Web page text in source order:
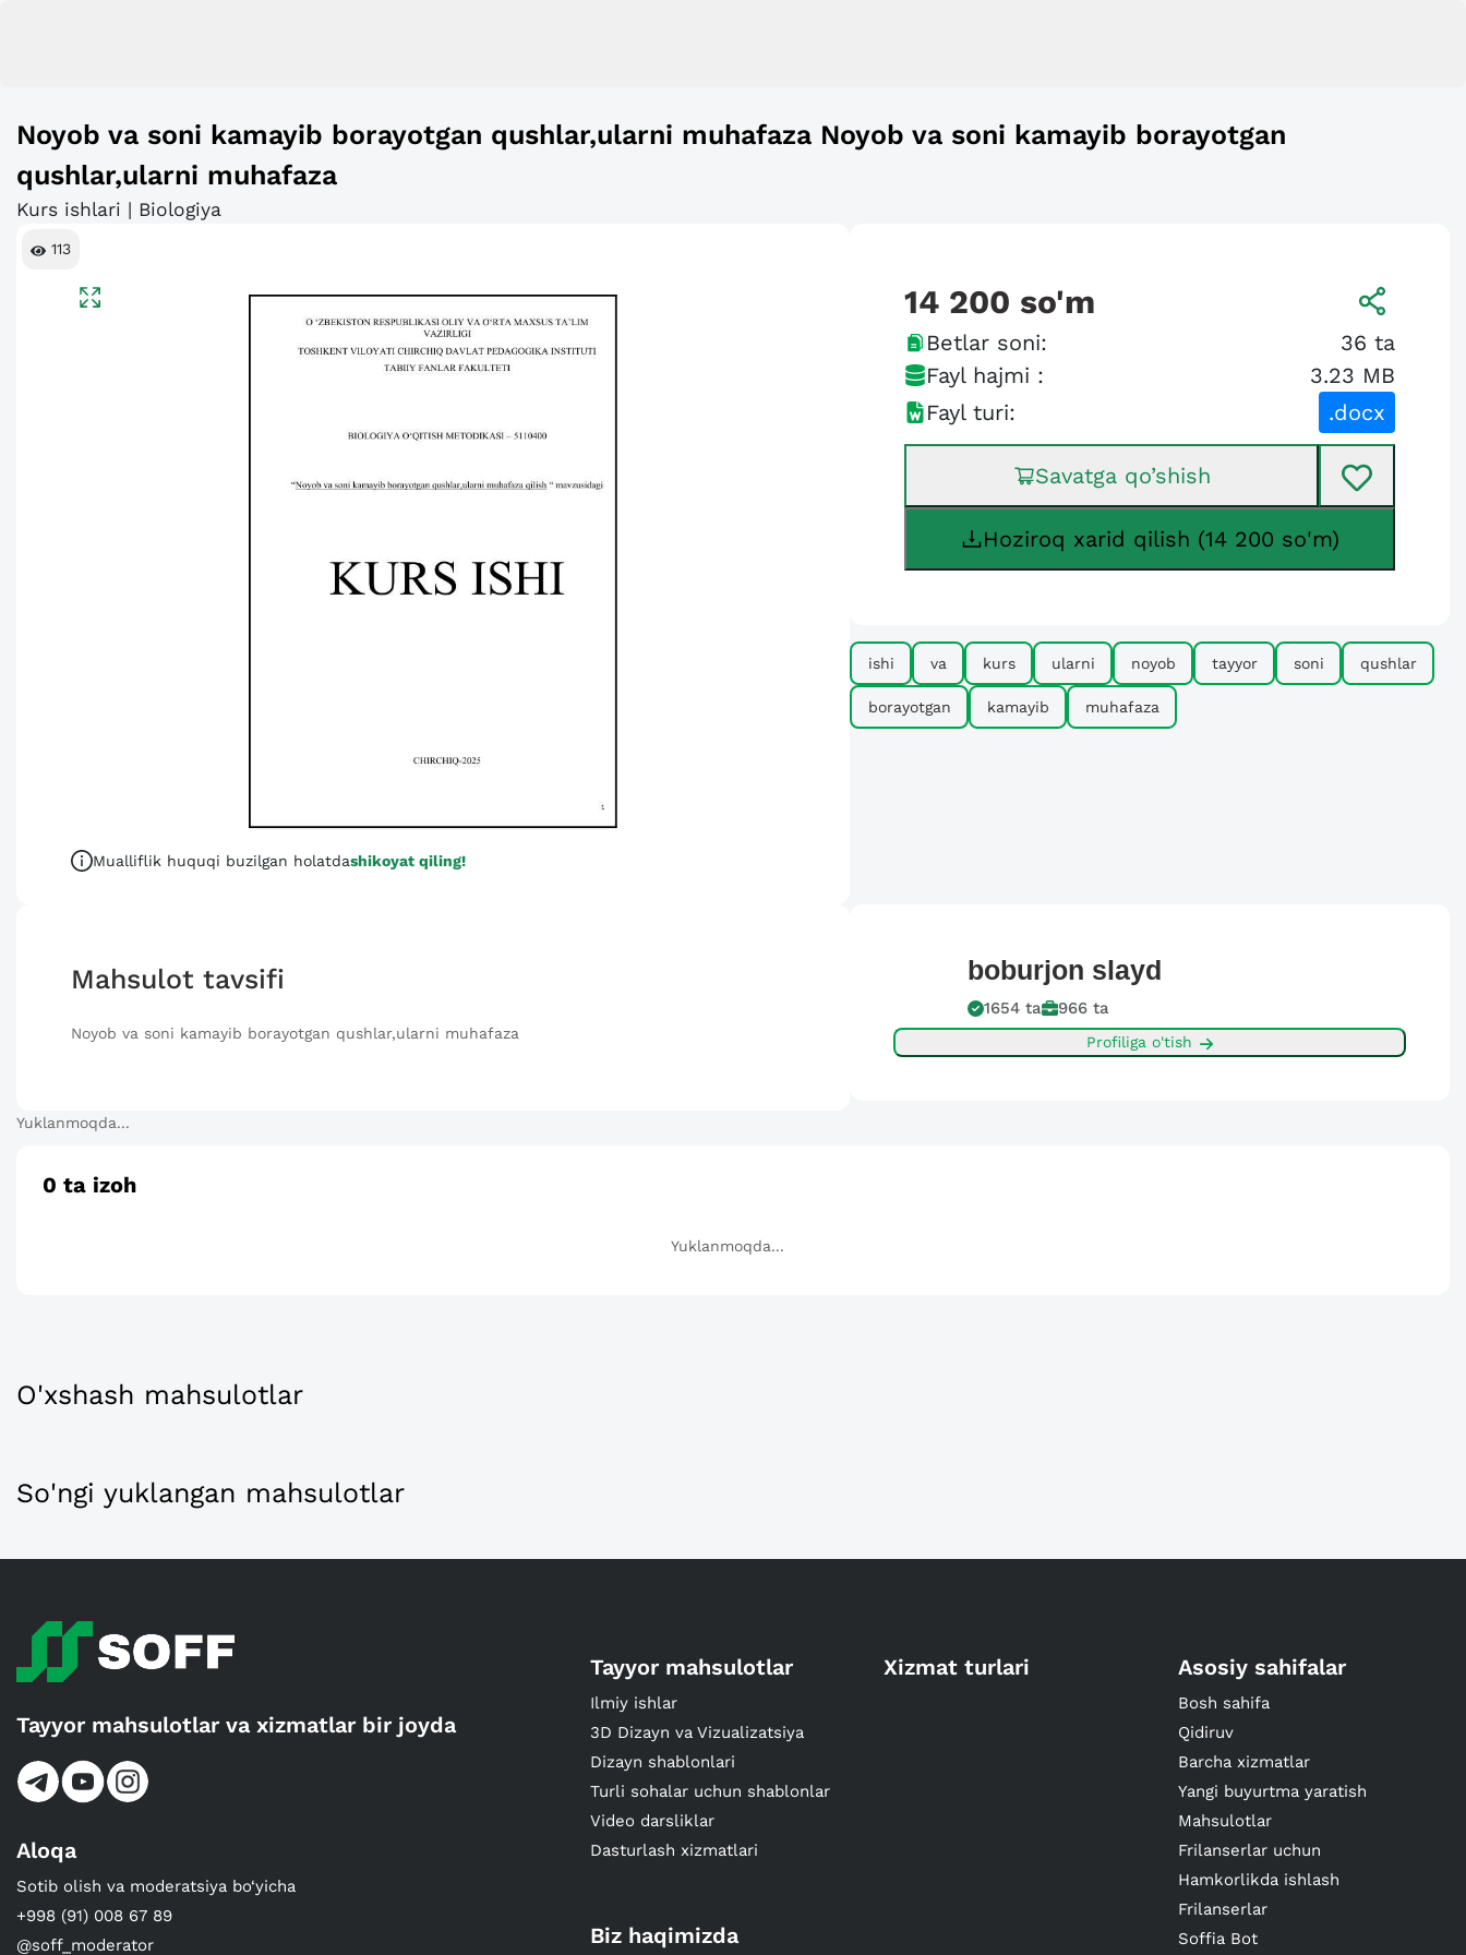
Noyob va soni kamayib borayotgan qushlar,ularni muhafaza Noyob va soni kamayib borayotgan
qushlar,ularni muhafaza
Kurs ishlari | Biologiya
113
Mualliflik huquqi buzilgan holatdashikoyat qiling!
14 200 so'm
Betlar soni: 36 ta
Fayl hajmi :
3.23 MB
Fayl turi:
.docx
Savatga qo’shish
Hoziroq xarid qilish (14 200 so'm)
ishi va kurs ularni noyob tayyor soni qushlar
borayotgan kamayib muhafaza
Mahsulot tavsifi
Noyob va soni kamayib borayotgan qushlar,ularni muhafaza
boburjon slayd
1654 ta 966 ta
Profiliga o'tish
Yuklanmoqda...
0 ta izoh
Yuklanmoqda...
O'xshash mahsulotlar
So'ngi yuklangan mahsulotlar
Tayyor mahsulotlar va xizmatlar bir joyda
Aloqa
Sotib olish va moderatsiya bo‘yicha
+998 (91) 008 67 89
@soff_moderator
Tayyor mahsulotlar
Ilmiy ishlar
3D Dizayn va Vizualizatsiya
Dizayn shablonlari
Turli sohalar uchun shablonlar
Video darsliklar
Dasturlash xizmatlari
Xizmat turlari Asosiy sahifalar
Bosh sahifa
Qidiruv
Barcha xizmatlar
Yangi buyurtma yaratish
Mahsulotlar
Frilanserlar uchun
Hamkorlikda ishlash
Frilanserlar
Soffia Bot
Biz haqimizda